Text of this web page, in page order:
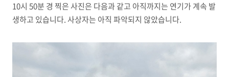
10시 50분 경 찍은 사진은 다음과 같고 아직까지는 연기가 계속 발
생하고 있습니다. 사상자는 아직 파악되지 않았습니다.